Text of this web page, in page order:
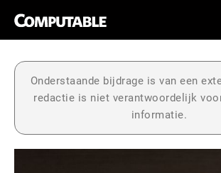
Onderstaande bijdrage is van een
redactie is niet verantwoordelijk
informatie.